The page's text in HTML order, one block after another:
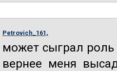
Petrovich_161,
может сыграл
вернее меня